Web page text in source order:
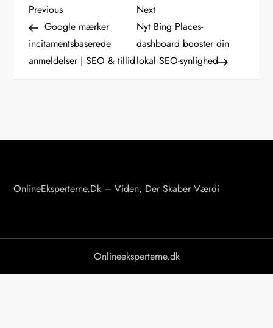
I
n
d
g
i
Previous
Post
Previous
Google mærker
incitamentsbaserede
anmeldelser | SEO & tillid
Next
Post
Next
Nyt Bing Places-
dashboard booster din
lokal SEO-synlighed
OnlineEksperterne.dk – Viden, Der Skaber Værdi
Onlineeksperterne.dk